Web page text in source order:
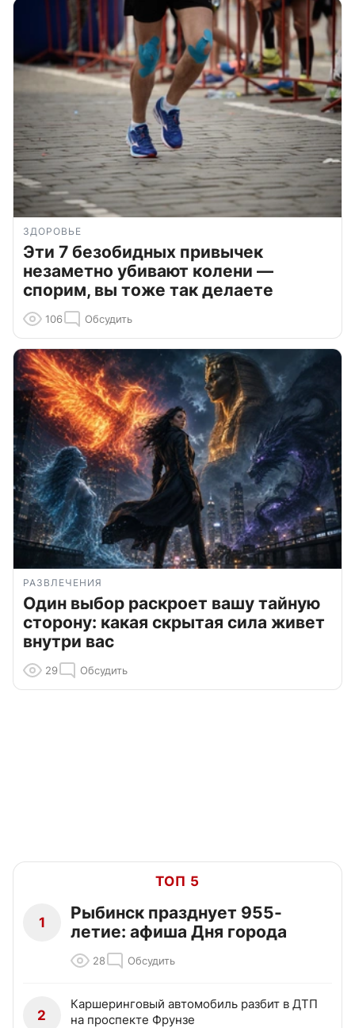
ЗДОРОВЬЕ
Эти 7 безобидных привычек
незаметно убивают колени —
спорим, вы тоже так делаете
106 Обсудить
РАЗВЛЕЧЕНИЯ
Один выбор раскроет вашу тайную
сторону: какая скрытая сила живет
внутри вас
29 Обсудить
ТОП 5
1
Рыбинск празднует 955-
летие: афиша Дня города
28 Обсудить
2
Каршеринговый автомобиль разбит в ДТП
на проспекте Фрунзе